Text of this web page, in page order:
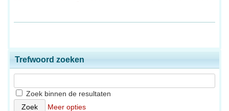
Trefwoord zoeken
Zoek binnen de resultaten
Meer opties